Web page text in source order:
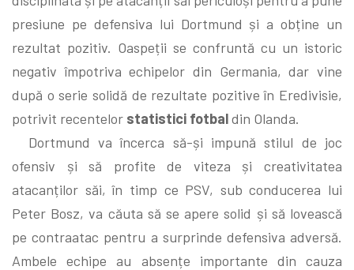
presiune pe defensiva lui Dortmund și a obține un
rezultat pozitiv. Oaspeții se confruntă cu un istoric
negativ împotriva echipelor din Germania, dar vine
după o serie solidă de rezultate pozitive în Eredivisie,
potrivit recentelor statistici fotbaldin Olanda.
Dortmund va încerca să-și impună stilul de joc
ofensiv și să profite de viteza și creativitatea
atacanților săi, în timp ce PSV, sub conducerea lui
Peter Bosz, va căuta să se apere solid și să lovească
pe contraatac pentru a surprinde defensiva adversă.
Ambele echipe au absențe importante din cauza